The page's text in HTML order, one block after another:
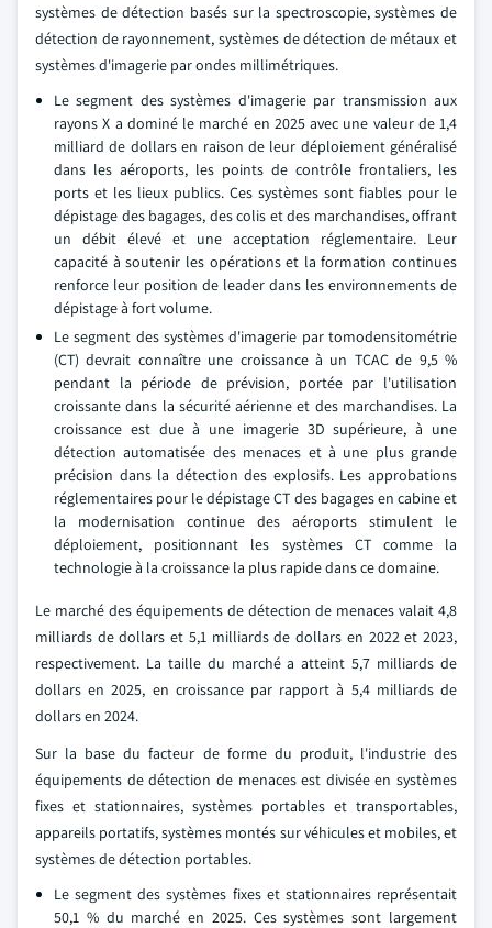
systèmes de détection basés sur la spectroscopie, systèmes de
détection de rayonnement, systèmes de détection de métaux et
systèmes d'imagerie par ondes millimétriques.
Le segment des systèmes d'imagerie par transmission aux
rayons X a dominé le marché en 2025 avec une valeur de 1,4
milliard de dollars en raison de leur déploiement généralisé
dans les aéroports, les points de contrôle frontaliers, les
ports et les lieux publics. Ces systèmes sont fiables pour le
dépistage des bagages, des colis et des marchandises, offrant
un débit élevé et une acceptation réglementaire. Leur
capacité à soutenir les opérations et la formation continues
renforce leur position de leader dans les environnements de
dépistage à fort volume.
Le segment des systèmes d'imagerie par tomodensitométrie
(CT) devrait connaître une croissance à un TCAC de 9,5 %
pendant la période de prévision, portée par l'utilisation
croissante dans la sécurité aérienne et des marchandises. La
croissance est due à une imagerie 3D supérieure, à une
détection automatisée des menaces et à une plus grande
précision dans la détection des explosifs. Les approbations
réglementaires pour le dépistage CT des bagages en cabine et
la modernisation continue des aéroports stimulent le
déploiement, positionnant les systèmes CT comme la
technologie à la croissance la plus rapide dans ce domaine.
Le marché des équipements de détection de menaces valait 4,8
milliards de dollars et 5,1 milliards de dollars en 2022 et 2023,
respectivement. La taille du marché a atteint 5,7 milliards de
dollars en 2025, en croissance par rapport à 5,4 milliards de
dollars en 2024.
Sur la base du facteur de forme du produit, l'industrie des
équipements de détection de menaces est divisée en systèmes
fixes et stationnaires, systèmes portables et transportables,
appareils portatifs, systèmes montés sur véhicules et mobiles, et
systèmes de détection portables.
Le segment des systèmes fixes et stationnaires représentait
50,1 % du marché en 2025. Ces systèmes sont largement